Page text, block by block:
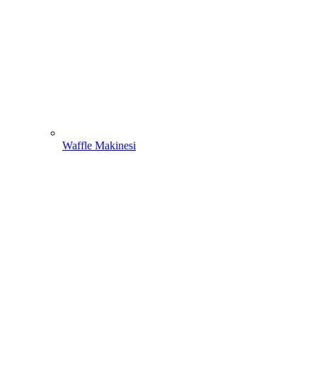
Waffle Makinesi